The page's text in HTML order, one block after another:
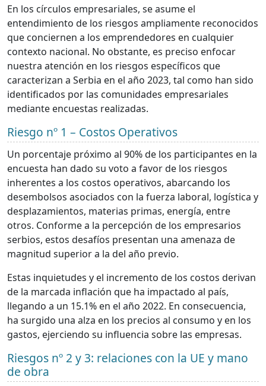
En los círculos empresariales, se asume el
entendimiento de los riesgos ampliamente reconocidos
que conciernen a los emprendedores en cualquier
contexto nacional. No obstante, es preciso enfocar
nuestra atención en los riesgos específicos que
caracterizan a Serbia en el año 2023, tal como han sido
identificados por las comunidades empresariales
mediante encuestas realizadas.
Riesgo nº 1 – Costos Operativos
Un porcentaje próximo al 90% de los participantes en la
encuesta han dado su voto a favor de los riesgos
inherentes a los costos operativos, abarcando los
desembolsos asociados con la fuerza laboral, logística y
desplazamientos, materias primas, energía, entre
otros. Conforme a la percepción de los empresarios
serbios, estos desafíos presentan una amenaza de
magnitud superior a la del año previo.
Estas inquietudes y el incremento de los costos derivan
de la marcada inflación que ha impactado al país,
llegando a un 15.1% en el año 2022. En consecuencia,
ha surgido una alza en los precios al consumo y en los
gastos, ejerciendo su influencia sobre las empresas.
Riesgos nº 2 y 3: relaciones con la UE y mano
de obra